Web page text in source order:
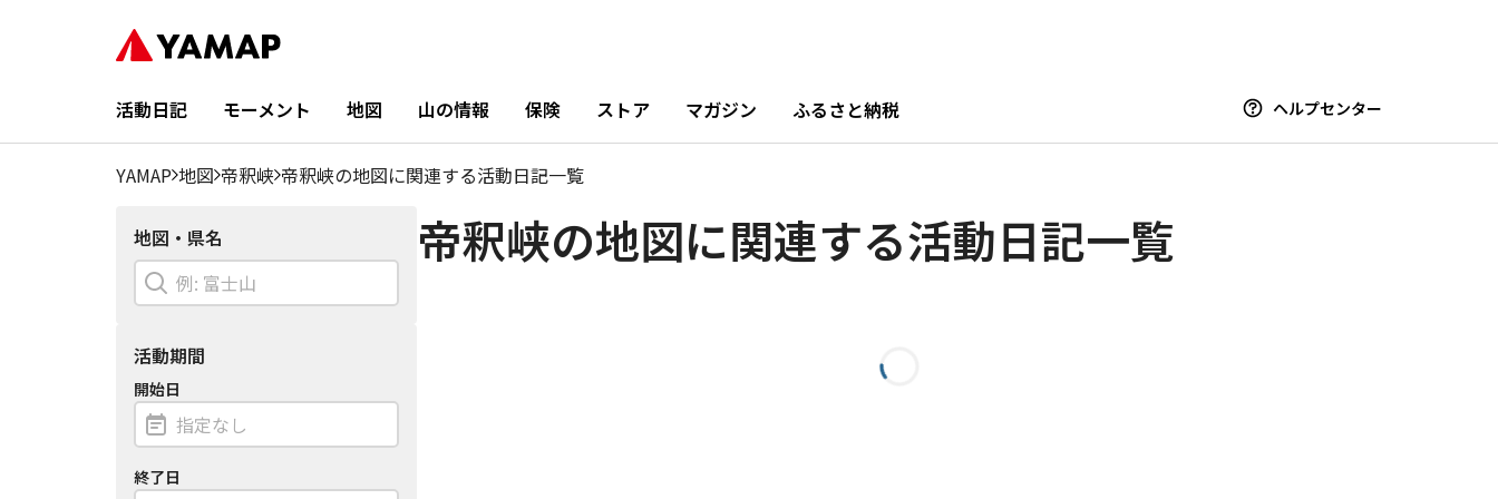
活動日記 モーメント 地図 山の情報 保険 ストア マガジン ふるさと納税 ヘルプセンター
YAMAP 地図 帝釈峡 帝釈峡の地図に関連する活動日記一覧
地図・県名
活動期間
開始日
終了日
帝釈峡の地図に関連する活動日記一覧